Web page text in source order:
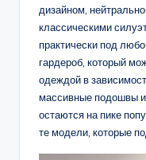
дизайном,
классическими
практически под
гардероб, который
одеждой в
массивные подошвы
остаются на пике
те модели, которые